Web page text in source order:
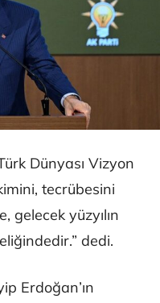
Dünyası Vizyon
tecrübesini
gelecek yüzyılın
dedi.
Erdoğan’ın